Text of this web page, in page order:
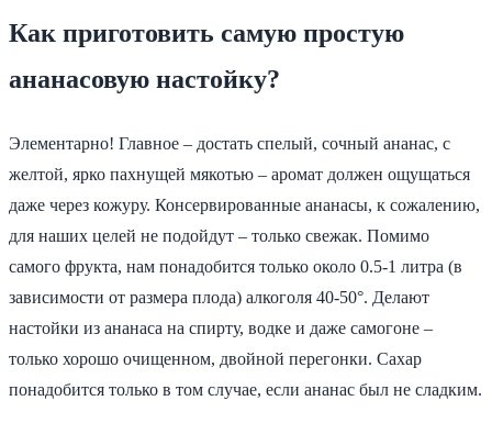
Как приготовить самую простую
ананасовую настойку?
Элементарно! Главное – достать спелый, сочный ананас, с
желтой, ярко пахнущей мякотью – аромат должен ощущаться
даже через кожуру. Консервированные ананасы, к сожалению,
для наших целей не подойдут – только свежак. Помимо
самого фрукта, нам понадобится только около 0.5-1 литра (в
зависимости от размера плода) алкоголя 40-50°. Делают
настойки из ананаса на спирту, водке и даже самогоне –
только хорошо очищенном, двойной перегонки. Сахар
понадобится только в том случае, если ананас был не сладким.